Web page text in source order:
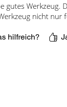
gutes Werkzeug.
nicht nur
hilfreich?